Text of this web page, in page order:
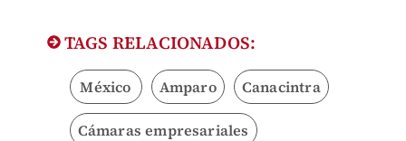
TAGS RELACIONADOS:
México Amparo Canacintra
Cámaras empresariales